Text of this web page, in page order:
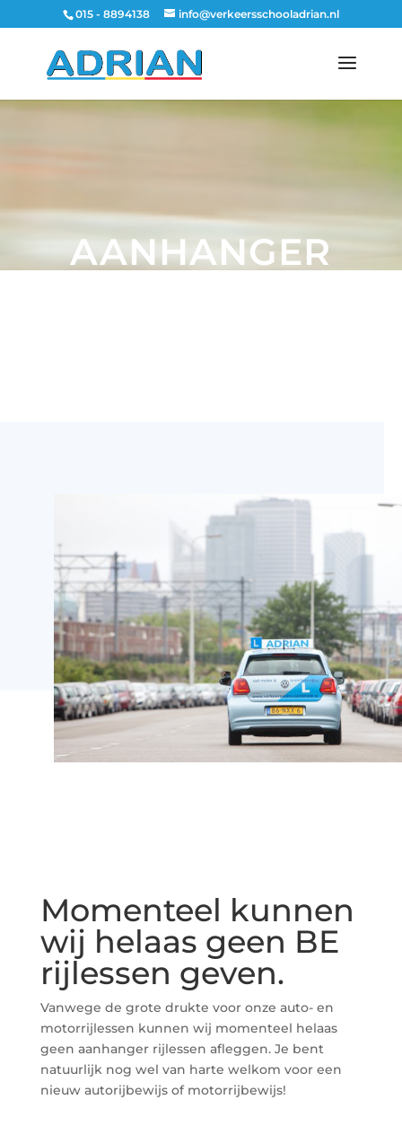
015 - 8894138 info@verkeersschooladrian.nl
AANHANGER
Momenteel kunnen
wij helaas geen BE
rijlessen geven.
Vanwege de grote drukte voor onze auto- en
motorrijlessen kunnen wij momenteel helaas
geen aanhanger rijlessen afleggen. Je bent
natuurlijk nog wel van harte welkom voor een
nieuw autorijbewijs of motorrijbewijs!